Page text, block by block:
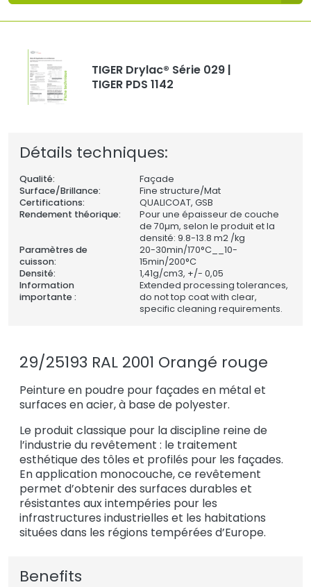
TIGER Drylac® Série 029 |
TIGER PDS 1142
Détails techniques:
Qualité:
Façade
Surface/Brillance:
Fine structure/Mat
Certifications:
QUALICOAT, GSB
Rendement théorique:
Pour une épaisseur de couche
de 70µm, selon le produit et la
densité: 9.8-13.8 m2 /kg
Paramètres de
cuisson:
20-30min/170°C__10-
15min/200°C
Densité:
1,41g/cm3, +/- 0,05
Information
importante :
Extended processing tolerances,
do not top coat with clear,
specific cleaning requirements.
29/25193 RAL 2001 Orangé rouge
Peinture en poudre pour façades en métal et
surfaces en acier, à base de polyester.
Le produit classique pour la discipline reine de
l’industrie du revêtement : le traitement
esthétique des tôles et profilés pour les façades.
En application monocouche, ce revêtement
permet d’obtenir des surfaces durables et
résistantes aux intempéries pour les
infrastructures industrielles et les habitations
situées dans les régions tempérées d’Europe.
Benefits